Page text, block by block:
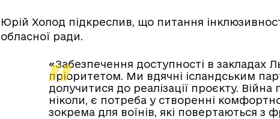
Юрій Холод підкреслив, що питання
обласної ради.
«Забезпечення доступності в закладах
пріоритетом. Ми вдячні ісландським
долучитися до реалізації проєкту.
ніколи, є потреба у створенні
зокрема для воїнів, які повертаються з